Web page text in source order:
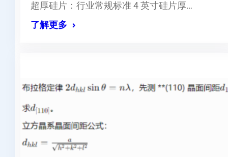
超厚硅片：行业常规标准 4 英寸硅片厚…
了解更多